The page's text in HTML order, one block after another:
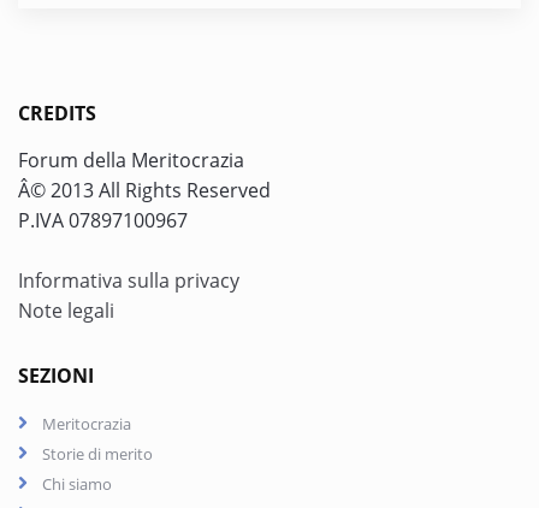
CREDITS
Forum della Meritocrazia
Â© 2013 All Rights Reserved
P.IVA 07897100967
Informativa sulla privacy
Note legali
SEZIONI
Meritocrazia
Storie di merito
Chi siamo